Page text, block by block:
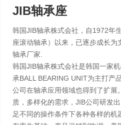
JIB轴承座
韩国JIB轴承株式会社，自1972年
座滚动轴承）以来，已逐步成长为
轴承厂家.
韩国JIB轴承株式会社是韩国一家
承BALL BEARING UNIT为主打产
公司在轴承应用领域也得到了扩展
质，多样化的需求，JIB公司研发
足不同的操作条件下各种各样的